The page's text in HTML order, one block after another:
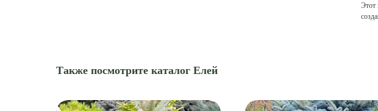
Этот
Также посмотрите каталог Елей